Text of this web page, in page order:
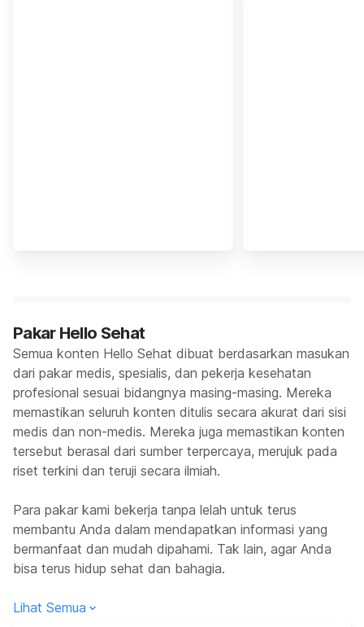
Pakar Hello Sehat
Semua konten Hello Sehat dibuat berdasarkan masukan
dari pakar medis, spesialis, dan pekerja kesehatan
profesional sesuai bidangnya masing-masing. Mereka
memastikan seluruh konten ditulis secara akurat dari sisi
medis dan non-medis. Mereka juga memastikan konten
tersebut berasal dari sumber terpercaya, merujuk pada
riset terkini dan teruji secara ilmiah.
Para pakar kami bekerja tanpa lelah untuk terus
membantu Anda dalam mendapatkan informasi yang
bermanfaat dan mudah dipahami. Tak lain, agar Anda
bisa terus hidup sehat dan bahagia.
Lihat Semua